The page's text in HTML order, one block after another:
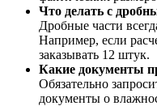
Что делать с
Дробные части
Например, если
заказывать 12 штук.
Какие документы
Обязательно
документы о